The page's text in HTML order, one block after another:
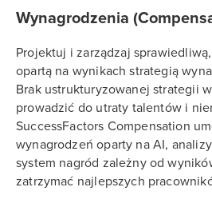
Wynagrodzenia
Projektuj i zarządzaj
opartą na wynikach strategią
Brak ustrukturyzowanej strategii
prowadzić do utraty talentów i
SuccessFactors Compensation
wynagrodzeń oparty na AI,
system nagród zależny od
zatrzymać najlepszych